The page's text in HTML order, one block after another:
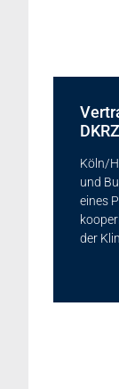
Köln/
und
eines
der